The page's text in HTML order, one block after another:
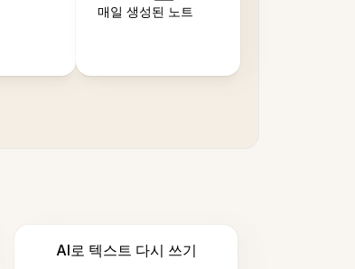
매일 생성된 노트
AI로 텍스트 다시 쓰기